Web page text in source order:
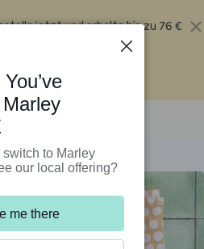
jetzt und erhalte bis zu 76 €
ersten fünf Boxen
switch to Marley
our local offering?
me there